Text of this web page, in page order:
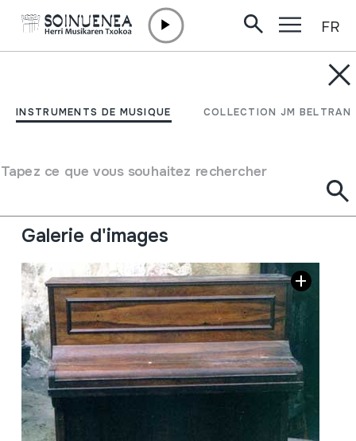
INSTRUMENTS DE MUSIQUE COLLECTION JM BELTRAN
Tapez ce que vous souhaitez rechercher
FR
PIANOA
Type d'instrument de musique
->
Galerie d'images